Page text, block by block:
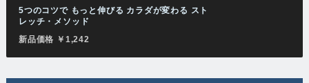
5つのコツで もっと伸びる カラダが変わる スト
レッチ・メソッド
新品価格 ￥1,242